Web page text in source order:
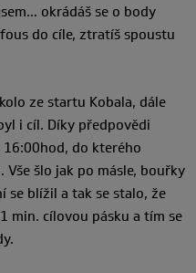
okrádáš se o body
do cíle, ztratíš spoustu
ze startu Kobala, dále
i cíl. Díky předpovědi
do kterého
šlo jak po másle, bouřky
se blížil a tak se stalo, že
min. cílovou pásku a tím se